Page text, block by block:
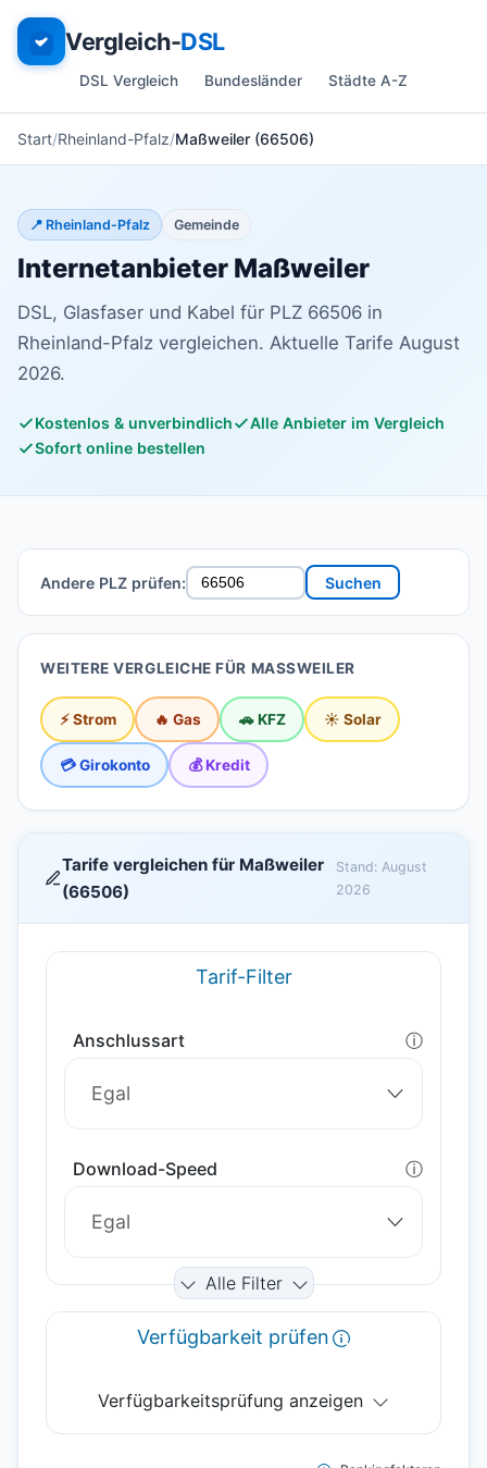
Vergleich-DSL
DSL Vergleich Bundesländer Städte A-Z
Start Rheinland-Pfalz Maßweiler (66506)
📍 Rheinland-Pfalz Gemeinde
Internetanbieter Maßweiler
DSL, Glasfaser und Kabel für PLZ 66506 in
Rheinland-Pfalz vergleichen. Aktuelle Tarife August
2026.
Kostenlos & unverbindlich
Alle Anbieter im Vergleich
Sofort online bestellen
Andere PLZ prüfen: Suchen
WEITERE VERGLEICHE FÜR MASSWEILER
⚡ Strom 🔥 Gas 🚗 KFZ ☀️ Solar
💳 Girokonto 💰 Kredit
Tarife vergleichen für Maßweiler
(66506)
Stand: August
2026